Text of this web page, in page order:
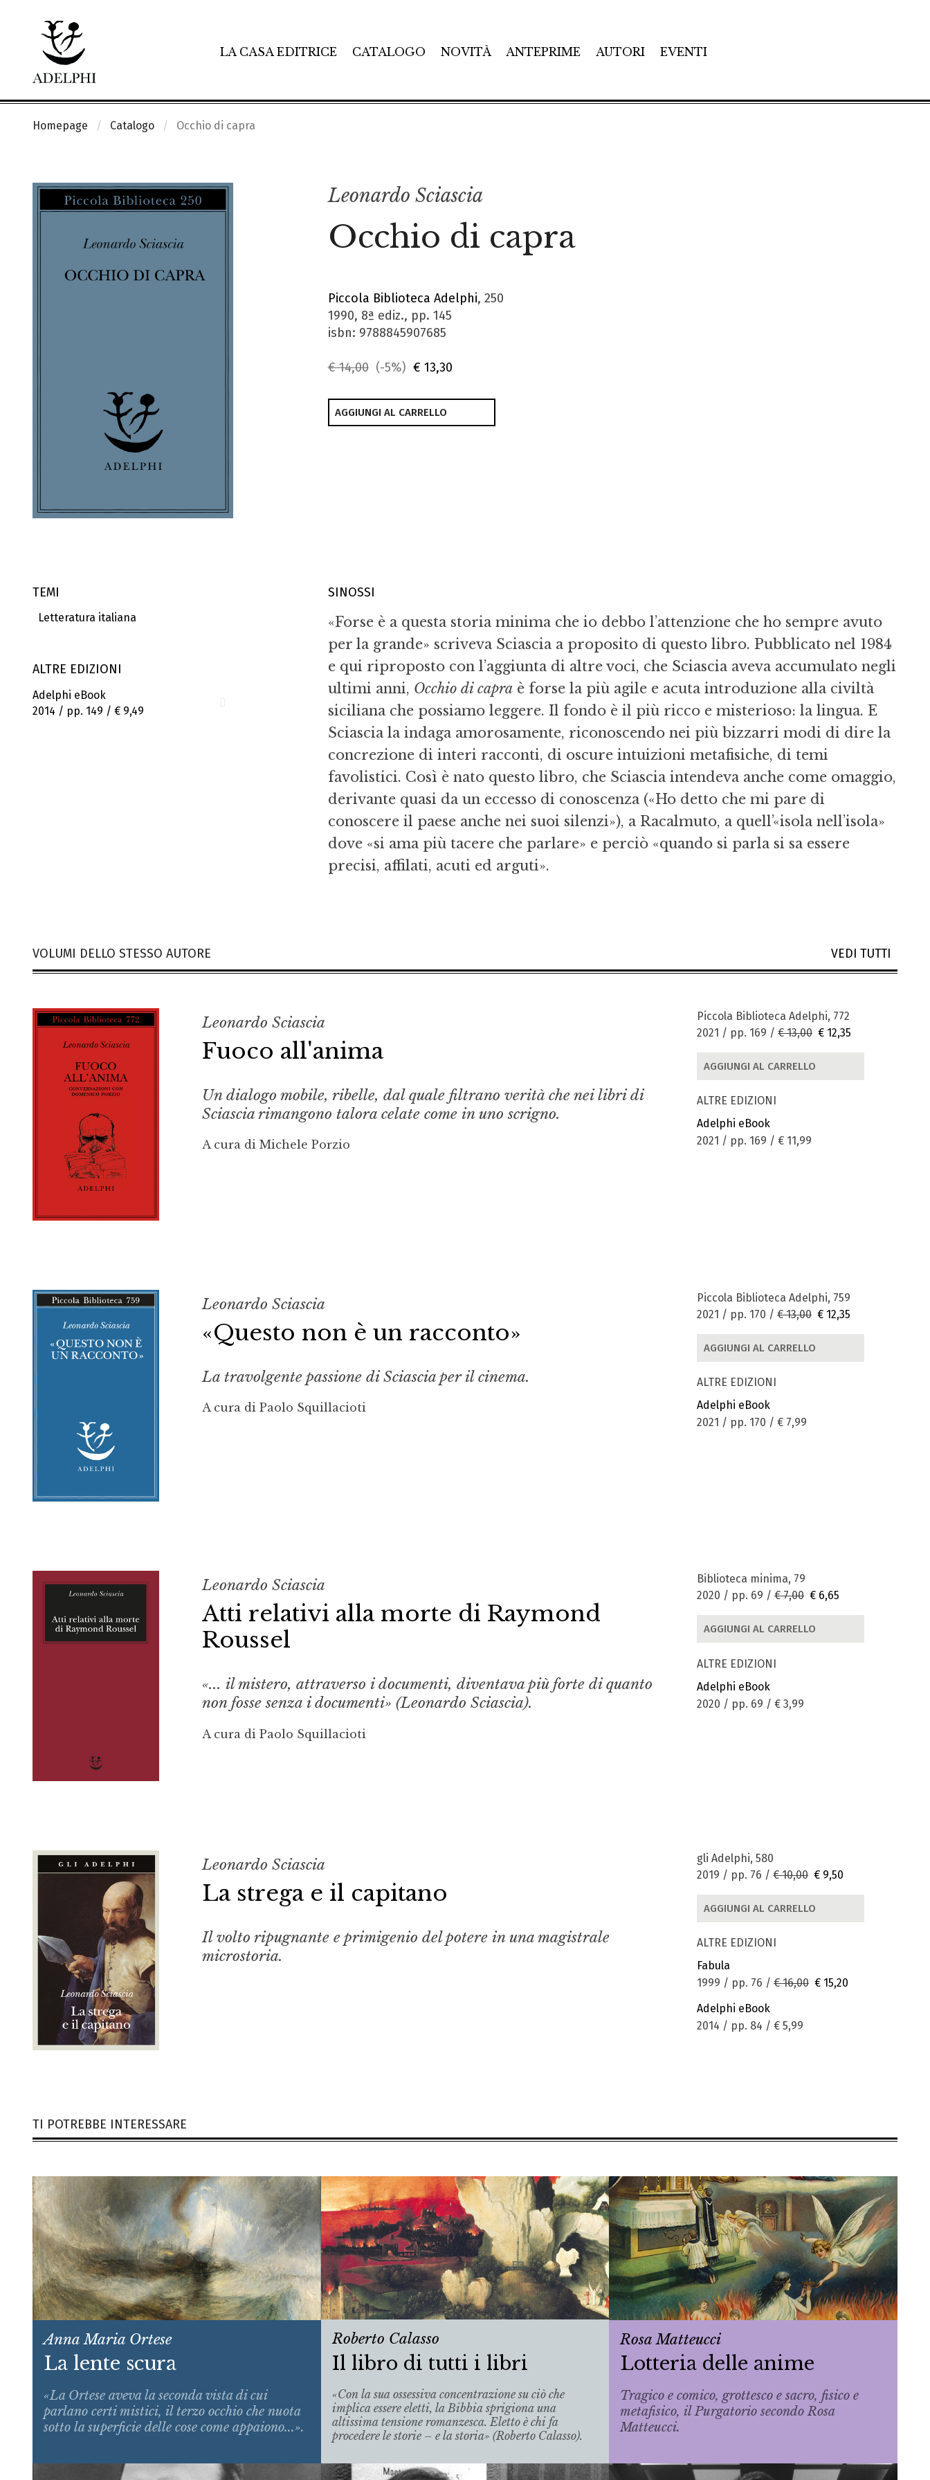
LA CASA EDITRICE CATALOGO NOVITÀ ANTEPRIME AUTORI EVENTI
Homepage Catalogo Occhio di capra
Leonardo Sciascia
Occhio di capra
Piccola Biblioteca Adelphi, 250
1990, 8ª ediz., pp. 145
isbn: 9788845907685
€ 14,00 (-5%) € 13,30
AGGIUNGI AL CARRELLO
TEMI
Letteratura italiana
ALTRE EDIZIONI
Adelphi eBook
2014 / pp. 149 / € 9,49
SINOSSI
«Forse è a questa storia minima che io debbo l’attenzione che ho sempre avuto
per la grande» scriveva Sciascia a proposito di questo libro. Pubblicato nel 1984
e qui riproposto con l’aggiunta di altre voci, che Sciascia aveva accumulato negli
ultimi anni, Occhio di capraè forse la più agile e acuta introduzione alla civiltà
siciliana che possiamo leggere. Il fondo è il più ricco e misterioso: la lingua. E
Sciascia la indaga amorosamente, riconoscendo nei più bizzarri modi di dire la
concrezione di interi racconti, di oscure intuizioni metafisiche, di temi
favolistici. Così è nato questo libro, che Sciascia intendeva anche come omaggio,
derivante quasi da un eccesso di conoscenza («Ho detto che mi pare di
conoscere il paese anche nei suoi silenzi»), a Racalmuto, a quell’«isola nell’isola»
dove «si ama più tacere che parlare» e perciò «quando si parla si sa essere
precisi, affilati, acuti ed arguti».
VOLUMI DELLO STESSO AUTORE VEDI TUTTI
Leonardo Sciascia
Fuoco all'anima
Un dialogo mobile, ribelle, dal quale filtrano verità che nei libri di
Sciascia rimangono talora celate come in uno scrigno.
A cura di Michele Porzio
Piccola Biblioteca Adelphi, 772
2021 / pp. 169 / € 13,00 € 12,35
AGGIUNGI AL CARRELLO
ALTRE EDIZIONI
Adelphi eBook
2021 / pp. 169 / € 11,99
Leonardo Sciascia
«Questo non è un racconto»
La travolgente passione di Sciascia per il cinema.
A cura di Paolo Squillacioti
Piccola Biblioteca Adelphi, 759
2021 / pp. 170 / € 13,00 € 12,35
AGGIUNGI AL CARRELLO
ALTRE EDIZIONI
Adelphi eBook
2021 / pp. 170 / € 7,99
Leonardo Sciascia
Atti relativi alla morte di Raymond
Roussel
«... il mistero, attraverso i documenti, diventava più forte di quanto
non fosse senza i documenti» (Leonardo Sciascia).
A cura di Paolo Squillacioti
Biblioteca minima, 79
2020 / pp. 69 / € 7,00 € 6,65
AGGIUNGI AL CARRELLO
ALTRE EDIZIONI
Adelphi eBook
2020 / pp. 69 / € 3,99
Leonardo Sciascia
La strega e il capitano
Il volto ripugnante e primigenio del po­tere in una magistrale
microstoria.
gli Adelphi, 580
2019 / pp. 76 / € 10,00 € 9,50
AGGIUNGI AL CARRELLO
ALTRE EDIZIONI
Fabula
1999 / pp. 76 / € 16,00 € 15,20
Adelphi eBook
2014 / pp. 84 / € 5,99
TI POTREBBE INTERESSARE
Anna Maria Ortese
La lente scura
«La Ortese aveva la seconda vista di cui
parlano certi mistici, il terzo occhio che nuota
sotto la superficie delle cose come appaiono...».
Roberto Calasso
Il libro di tutti i libri
«Con la sua ossessiva concentrazione su ciò che
implica essere eletti, la Bibbia sprigiona una
altissima tensione romanzesca. Eletto è chi fa
procedere le storie – e la storia» (Roberto Calasso).
Rosa Matteucci
Lotteria delle anime
Tragico e comico, grottesco e sacro, fisico e
metafisico, il Purgatorio secondo Rosa
Matteucci.